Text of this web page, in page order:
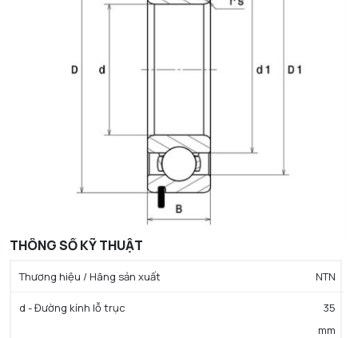
THÔNG SỐ KỸ THUẬT
Thương hiệu / Hãng sản xuất NTN
d - Đường kính lỗ trục
35
mm